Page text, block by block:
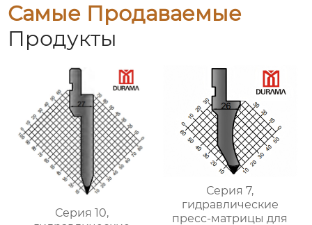
Самые Продаваемые
Продукты
Серия 10,
Серия 7,
гидравлические
пресс-матрицы для